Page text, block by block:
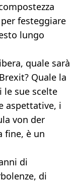
festeggiare
lungo
quale sarà
Quale la
le sue scelte
aspettative, i
von der
fine, è un
di
di